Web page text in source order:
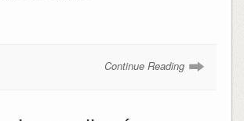
Continue Reading